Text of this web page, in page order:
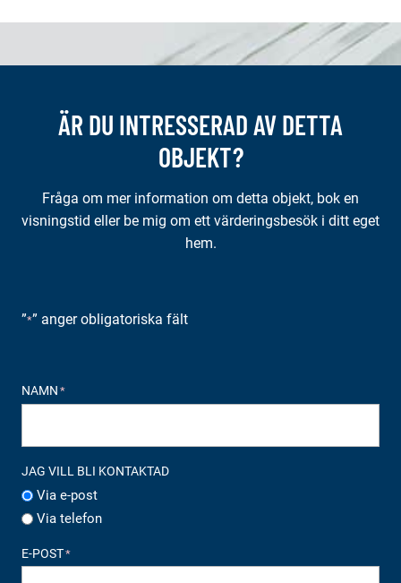
ÄR DU INTRESSERAD AV DETTA
OBJEKT?
Fråga om mer information om detta objekt, bok en
visningstid eller be mig om ett värderingsbesök i ditt eget
hem.
”*” anger obligatoriska fält
NAMN *
JAG VILL BLI KONTAKTAD
Via e-post
Via telefon
E-POST*